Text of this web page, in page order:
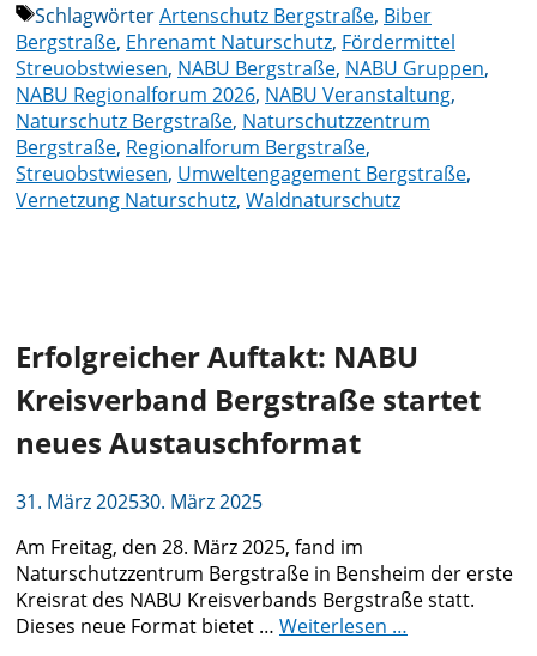
SchlagwörterArtenschutz Bergstraße, Biber
Bergstraße, Ehrenamt Naturschutz, Fördermittel
Streuobstwiesen, NABU Bergstraße, NABU Gruppen,
NABU Regionalforum 2026, NABU Veranstaltung,
Naturschutz Bergstraße, Naturschutzzentrum
Bergstraße, Regionalforum Bergstraße,
Streuobstwiesen, Umweltengagement Bergstraße,
Vernetzung Naturschutz, Waldnaturschutz
Erfolgreicher Auftakt: NABU
Kreisverband Bergstraße startet
neues Austauschformat
31. März 202530. März 2025
Am Freitag, den 28. März 2025, fand im
Naturschutzzentrum Bergstraße in Bensheim der erste
Kreisrat des NABU Kreisverbands Bergstraße statt.
Dieses neue Format bietet … Weiterlesen …